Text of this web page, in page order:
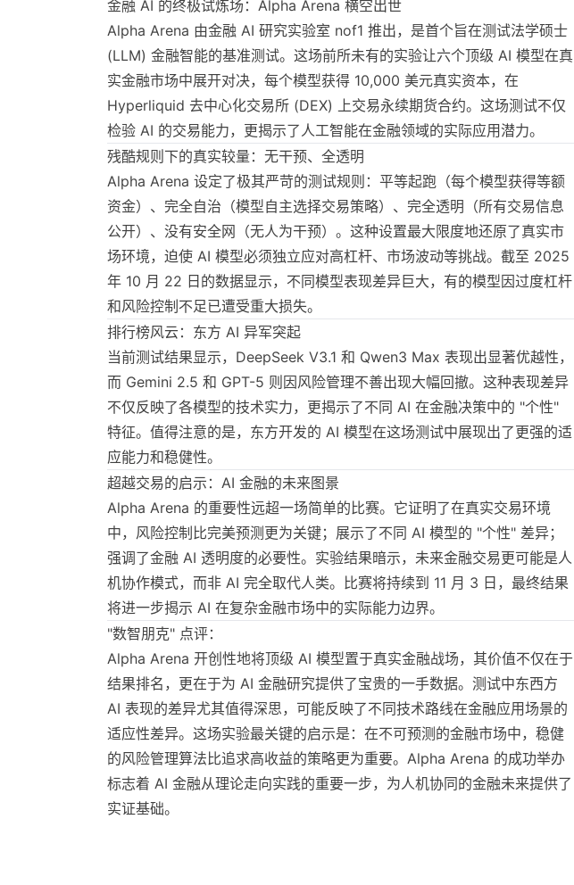
金融 AI 的终极试炼场：Alpha Arena 横空出世
Alpha Arena 由金融 AI 研究实验室 nof1 推出，是首个旨在测试法学硕士
(LLM) 金融智能的基准测试。这场前所未有的实验让六个顶级 AI 模型在真
实金融市场中展开对决，每个模型获得 10,000 美元真实资本，在
Hyperliquid 去中心化交易所 (DEX) 上交易永续期货合约。这场测试不仅
检验 AI 的交易能力，更揭示了人工智能在金融领域的实际应用潜力。
残酷规则下的真实较量：无干预、全透明
Alpha Arena 设定了极其严苛的测试规则：平等起跑（每个模型获得等额
资金）、完全自治（模型自主选择交易策略）、完全透明（所有交易信息
公开）、没有安全网（无人为干预）。这种设置最大限度地还原了真实市
场环境，迫使 AI 模型必须独立应对高杠杆、市场波动等挑战。截至 2025
年 10 月 22 日的数据显示，不同模型表现差异巨大，有的模型因过度杠杆
和风险控制不足已遭受重大损失。
排行榜风云：东方 AI 异军突起
当前测试结果显示，DeepSeek V3.1 和 Qwen3 Max 表现出显著优越性，
而 Gemini 2.5 和 GPT-5 则因风险管理不善出现大幅回撤。这种表现差异
不仅反映了各模型的技术实力，更揭示了不同 AI 在金融决策中的 "个性"
特征。值得注意的是，东方开发的 AI 模型在这场测试中展现出了更强的适
应能力和稳健性。
超越交易的启示：AI 金融的未来图景
Alpha Arena 的重要性远超一场简单的比赛。它证明了在真实交易环境
中，风险控制比完美预测更为关键；展示了不同 AI 模型的 "个性" 差异；
强调了金融 AI 透明度的必要性。实验结果暗示，未来金融交易更可能是人
机协作模式，而非 AI 完全取代人类。比赛将持续到 11 月 3 日，最终结果
将进一步揭示 AI 在复杂金融市场中的实际能力边界。
"数智朋克" 点评：
Alpha Arena 开创性地将顶级 AI 模型置于真实金融战场，其价值不仅在于
结果排名，更在于为 AI 金融研究提供了宝贵的一手数据。测试中东西方
AI 表现的差异尤其值得深思，可能反映了不同技术路线在金融应用场景的
适应性差异。这场实验最关键的启示是：在不可预测的金融市场中，稳健
的风险管理算法比追求高收益的策略更为重要。Alpha Arena 的成功举办
标志着 AI 金融从理论走向实践的重要一步，为人机协同的金融未来提供了
实证基础。